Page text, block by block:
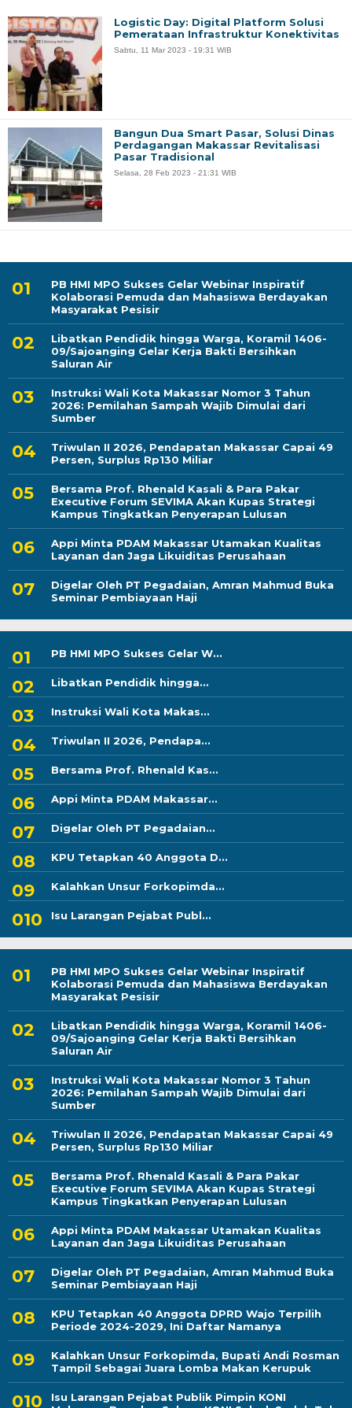
PB HMI MPO Sukses Gelar Webinar Inspiratif
Kolaborasi Pemuda dan Mahasiswa Berdayakan
Masyarakat Pesisir
Libatkan Pendidik hingga Warga, Koramil 1406-
09/Sajoanging Gelar Kerja Bakti Bersihkan
Saluran Air
Instruksi Wali Kota Makassar Nomor 3 Tahun
2026: Pemilahan Sampah Wajib Dimulai dari
Sumber
Triwulan II 2026, Pendapatan Makassar Capai 49
Persen, Surplus Rp130 Miliar
Bersama Prof. Rhenald Kasali & Para Pakar
Executive Forum SEVIMA Akan Kupas Strategi
Kampus Tingkatkan Penyerapan Lulusan
Appi Minta PDAM Makassar Utamakan Kualitas
Layanan dan Jaga Likuiditas Perusahaan
Digelar Oleh PT Pegadaian, Amran Mahmud Buka
Seminar Pembiayaan Haji
PB HMI MPO Sukses Gelar W...
Libatkan Pendidik hingga...
Instruksi Wali Kota Makas...
Triwulan II 2026, Pendapa...
Bersama Prof. Rhenald Kas...
Appi Minta PDAM Makassar...
Digelar Oleh PT Pegadaian...
KPU Tetapkan 40 Anggota D...
Kalahkan Unsur Forkopimda...
Isu Larangan Pejabat Publ...
Logistic Day: Digital Platform Solusi
Pemerataan Infrastruktur Konektivitas
Sabtu, 11 Mar 2023 - 19:31 WIB
Bangun Dua Smart Pasar, Solusi Dinas
Perdagangan Makassar Revitalisasi
Pasar Tradisional
Selasa, 28 Feb 2023 - 21:31 WIB
PB HMI MPO Sukses Gelar Webinar Inspiratif
Kolaborasi Pemuda dan Mahasiswa Berdayakan
Masyarakat Pesisir
Libatkan Pendidik hingga Warga, Koramil 1406-
09/Sajoanging Gelar Kerja Bakti Bersihkan
Saluran Air
Instruksi Wali Kota Makassar Nomor 3 Tahun
2026: Pemilahan Sampah Wajib Dimulai dari
Sumber
Triwulan II 2026, Pendapatan Makassar Capai 49
Persen, Surplus Rp130 Miliar
Bersama Prof. Rhenald Kasali & Para Pakar
Executive Forum SEVIMA Akan Kupas Strategi
Kampus Tingkatkan Penyerapan Lulusan
Appi Minta PDAM Makassar Utamakan Kualitas
Layanan dan Jaga Likuiditas Perusahaan
Digelar Oleh PT Pegadaian, Amran Mahmud Buka
Seminar Pembiayaan Haji
KPU Tetapkan 40 Anggota DPRD Wajo Terpilih
Periode 2024-2029, Ini Daftar Namanya
Kalahkan Unsur Forkopimda, Bupati Andi Rosman
Tampil Sebagai Juara Lomba Makan Kerupuk
Isu Larangan Pejabat Publik Pimpin KONI